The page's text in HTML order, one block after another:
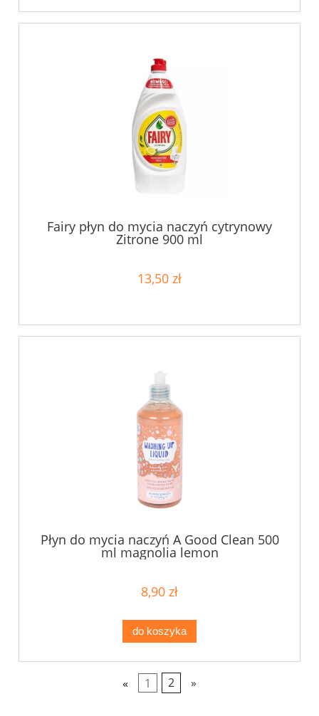
Fairy płyn do mycia naczyń cytrynowy
Zitrone 900 ml
13,50 zł
Płyn do mycia naczyń A Good Clean 500
ml magnolia lemon
8,90 zł
do koszyka
« 1 2 »